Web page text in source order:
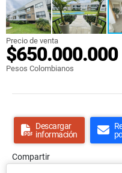
Precio de venta
$650.000.000
Pesos Colombianos
Descargar
información
Compartir